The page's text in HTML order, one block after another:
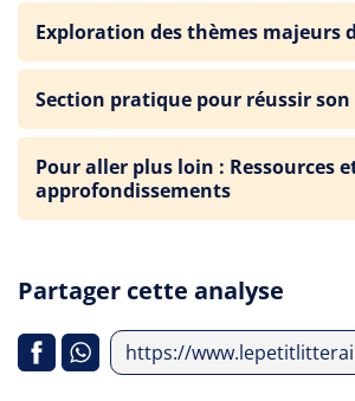
Exploration des thèmes majeurs
Section pratique pour réussir son
Pour aller plus loin : Ressources
approfondissements
Partager cette analyse
https://